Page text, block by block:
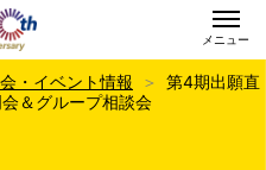
メニュー
・イベント情報
第4期出願直
＆グループ相談会